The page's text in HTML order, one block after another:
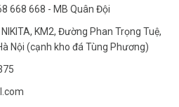
668 668 - MB Quân Đội
KM2, Đường Phan Trọng Tuệ,
Nội (cạnh kho đá Tùng Phương)